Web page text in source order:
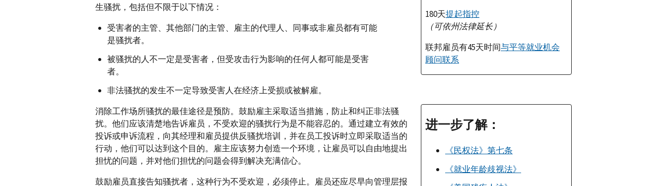
生骚扰，包括但不限于以下情况：
受害者的主管、其他部门的主管、雇主的代理人、同事或非雇员都有可能
是骚扰者。
被骚扰的人不一定是受害者，但受攻击行为影响的任何人都可能是受害
者。
非法骚扰的发生不一定导致受害人在经济上受损或被解雇。
消除工作场所骚扰的最佳途径是预防。鼓励雇主采取适当措施，防止和纠正非法骚
扰。他们应该清楚地告诉雇员，不受欢迎的骚扰行为是不能容忍的。通过建立有效的
投诉或申诉流程，向其经理和雇员提供反骚扰培训，并在员工投诉时立即采取适当的
行动，他们可以达到这个目的。雇主应该努力创造一个环境，让雇员可以自由地提出
担忧的问题，并对他们担忧的问题会得到解决充满信心。
鼓励雇员直接告知骚扰者，这种行为不受欢迎，必须停止。雇员还应尽早向管理层报
180天提起指控
（可依州法律延长）
联邦雇员有45天时间与平等就业机会
顾问联系
进一步了解：
《民权法》第七条
《就业年龄歧视法》